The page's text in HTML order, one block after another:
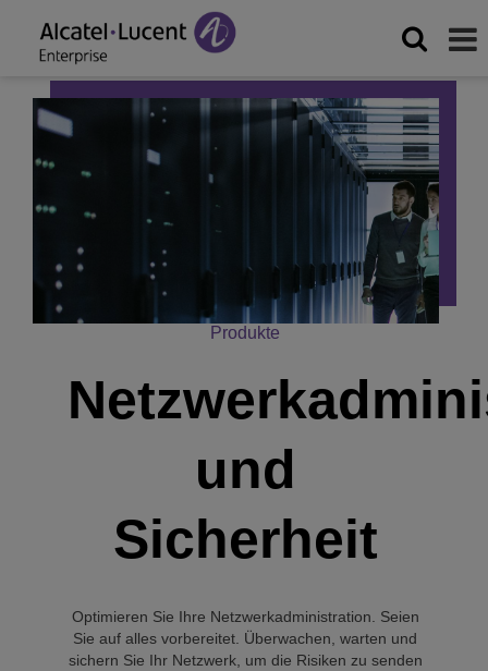
Produkte
und
Sicherheit
Optimieren Sie Ihre Netzwerkadministration. Seien
Sie auf alles vorbereitet. Überwachen, warten und
sichern Sie Ihr Netzwerk, um die Risiken zu senden